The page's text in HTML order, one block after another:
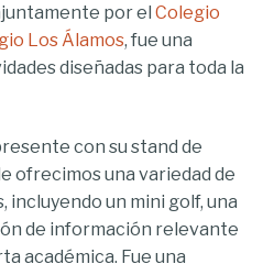
por el Colegio
Los Álamos, fue una
diseñadas para toda la
con su stand de
ofrecimos una variedad de
un mini golf, una
de información relevante
académica. Fue una